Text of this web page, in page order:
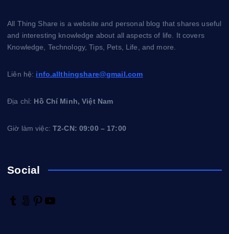
All Thing Share is a website and personal blog that shares useful
and interesting knowledge about all aspects of life. It covers
Knowledge, Technology, Tips, Pets, Life, and more.
Liên hệ: info.allthingshare@gmail.com
Địa chỉ: Hồ Chí Minh, Việt Nam
Giờ làm việc:T2-CN: 09:00 – 17:00
Social
T
5
P